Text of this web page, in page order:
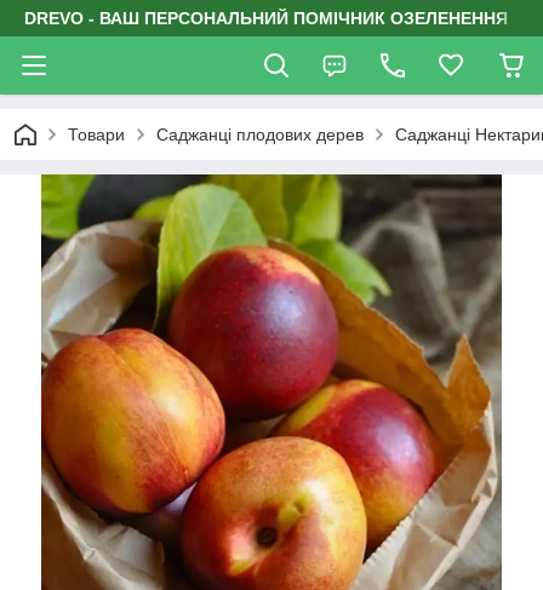
DREVO - ВАШ ПЕРСОНАЛЬНИЙ ПОМІЧНИК ОЗЕЛЕНЕННЯ
Товари Саджанці плодових дерев Саджанці